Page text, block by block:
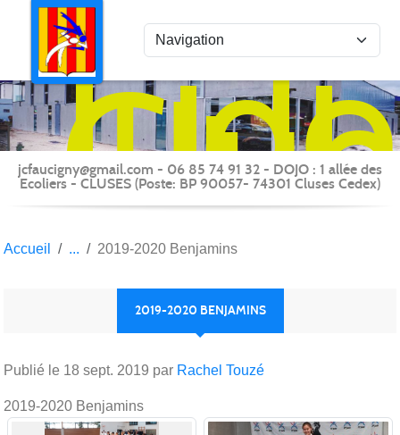
Judo
du
-
jcfaucigny@gmail.com - 06 85 74 91 32 - DOJO : 1 allée des
Ecoliers - CLUSES (Poste: BP 90057- 74301 Cluses Cedex)
Accueil 2019-2020 Benjamins
2019-2020 BENJAMINS
Publié le 18 sept. 2019 par Rachel Touzé
2019-2020 Benjamins
Panneau de gestion des cookies